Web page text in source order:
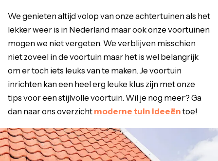
We genieten altijd volop van onze achtertuinen als het
lekker weer is in Nederland maar ook onze voortuinen
mogen we niet vergeten. We verblijven misschien
niet zoveel in de voortuin maar het is wel belangrijk
om er toch iets leuks van te maken. Je voortuin
inrichten kan een heel erg leuke klus zijn met onze
tips voor een stijlvolle voortuin. Wil je nog meer? Ga
dan naar ons overzicht moderne tuin ideeën toe!